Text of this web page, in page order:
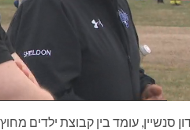
עומד בין קבוצת ילדים מחוץ לבית